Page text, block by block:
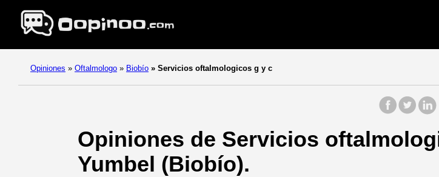
Opiniones » Oftalmologo » Biobío » Servicios oftalmologicos g y c
Opiniones de Servicios
Yumbel (Biobío).